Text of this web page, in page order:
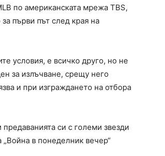
по американската мрежа TBS,
първи път след края на
условия, е всичко друго, но не
за излъчване, срещу него
и при изграждането на отбора
си с големи звезди
в понеделник вечер“